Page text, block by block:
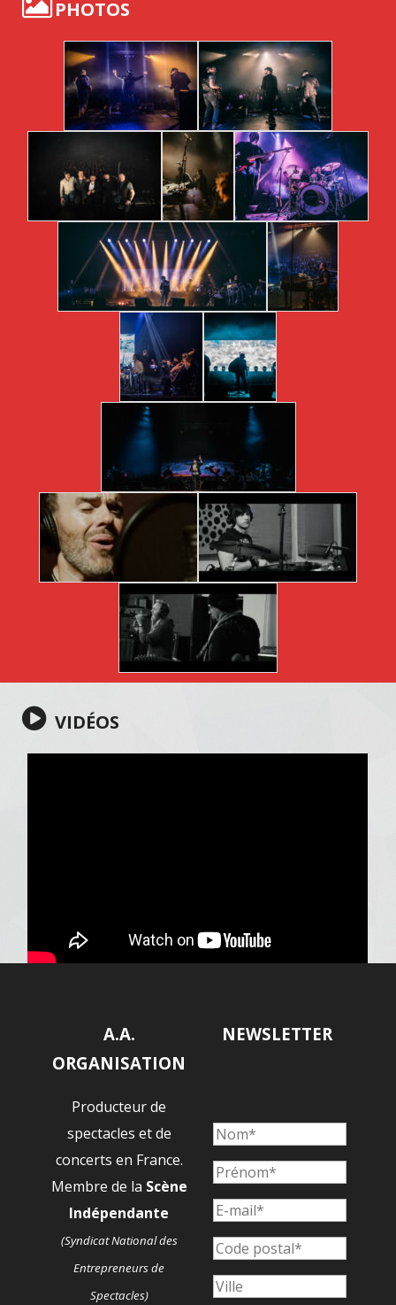
PHOTOS
VIDÉOS
A.A.
ORGANISATION
Producteur de
spectacles et de
concerts en France.
Membre de la Scène
Indépendante
(Syndicat National des
Entrepreneurs de
Spectacles)
NEWSLETTER